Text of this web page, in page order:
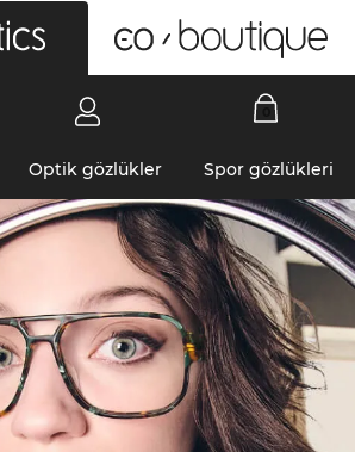
Optik gözlükler Spor gözlükleri